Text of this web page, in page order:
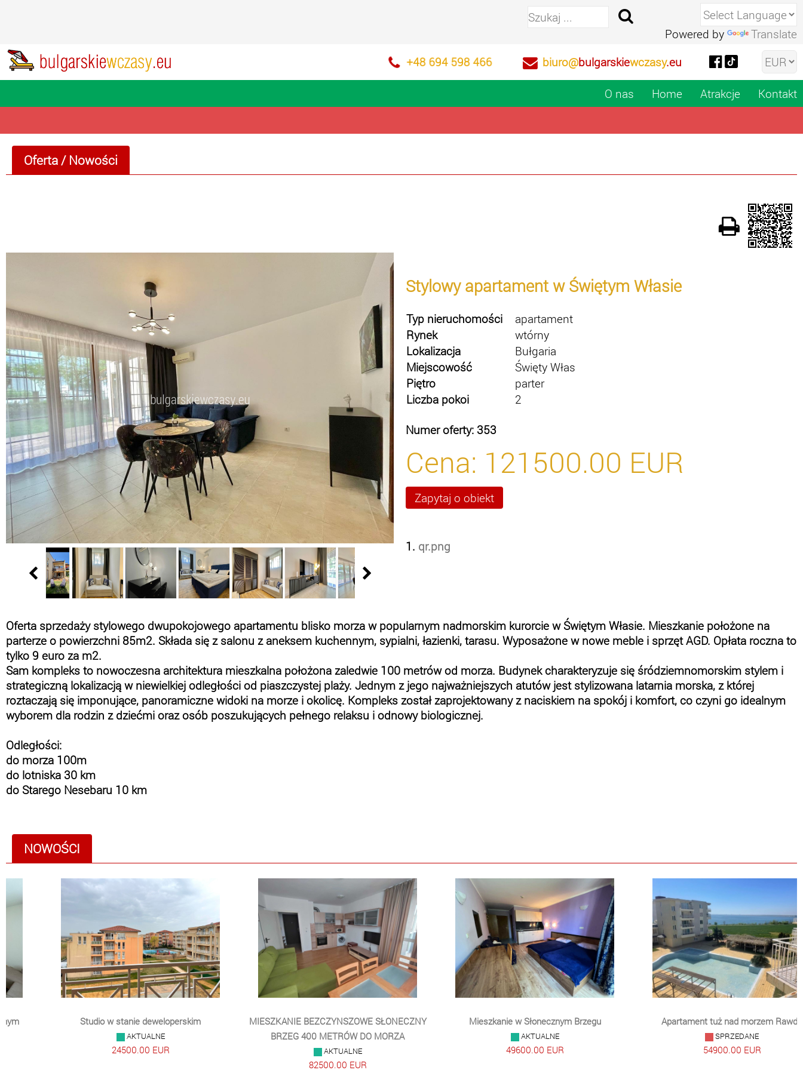
Powered by Translate
+48 694 598 466 biuro@bulgarskiewczasy.eu
O nas Home Atrakcje Kontakt
Oferta/ Nowości
Stylowy apartament w Świętym Własie
Typ nieruchomości
apartament
Rynek
wtórny
Lokalizacja
Bułgaria
Miejscowość
Święty Włas
Piętro
parter
Liczba pokoi
2
Numer oferty: 353
Cena: 121500.00 EUR
1. qr.png
Oferta sprzedaży stylowego dwupokojowego apartamentu blisko morza w popularnym nadmorskim kurorcie w Świętym Własie. Mieszkanie położone na
parterze o powierzchni 85m2. Składa się z salonu z aneksem kuchennym, sypialni, łazienki, tarasu. Wyposażone w nowe meble i sprzęt AGD. Opłata roczna to
tylko 9 euro za m2.
Sam kompleks to nowoczesna architektura mieszkalna położona zaledwie 100 metrów od morza. Budynek charakteryzuje się śródziemnomorskim stylem i
strategiczną lokalizacją w niewielkiej odległości od piaszczystej plaży. Jednym z jego najważniejszych atutów jest stylizowana latarnia morska, z której
roztaczają się imponujące, panoramiczne widoki na morze i okolicę. Kompleks został zaprojektowany z naciskiem na spokój i komfort, co czyni go idealnym
wyborem dla rodzin z dziećmi oraz osób poszukujących pełnego relaksu i odnowy biologicznej.
Odległości:
do morza 100m
do lotniska 30 km
do Starego Nesebaru 10 km
NOWOŚCI
Studio w stanie deweloperskim
AKTUALNE
24500.00 EUR
MIESZKANIE BEZCZYNSZOWE SŁONECZNY
BRZEG 400 METRÓW DO MORZA
AKTUALNE
82500.00 EUR
Mieszkanie w Słonecznym Brzegu
AKTUALNE
49600.00 EUR
Apartament tuż nad morzem Rawda
SPRZEDANE
54900.00 EUR